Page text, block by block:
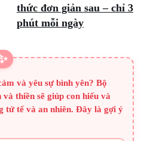
thức đơn giản sau – chỉ 3
phút mỗi ngày
và yêu sự bình yên? Bộ
thiền sẽ giúp con hiểu và
tử tế và an nhiên. Đây là gợi ý